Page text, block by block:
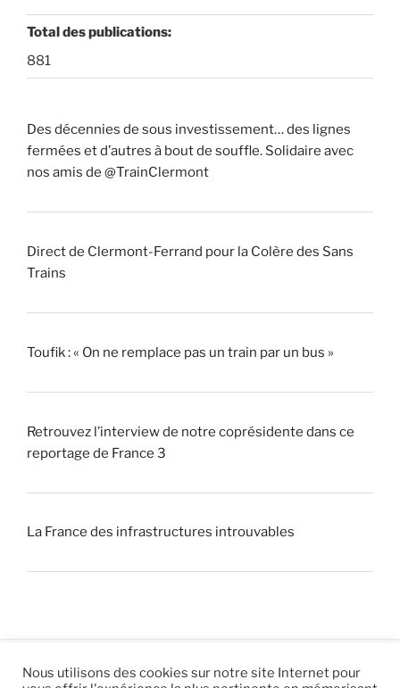
Total des publications:
881
Des décennies de sous investissement… des lignes
fermées et d’autres à bout de souffle. Solidaire avec
nos amis de @TrainClermont
Direct de Clermont-Ferrand pour la Colère des Sans
Trains
Toufik : « On ne remplace pas un train par un bus »
Retrouvez l’interview de notre coprésidente dans ce
reportage de France 3
La France des infrastructures introuvables
Nous utilisons des cookies sur notre site Internet pour